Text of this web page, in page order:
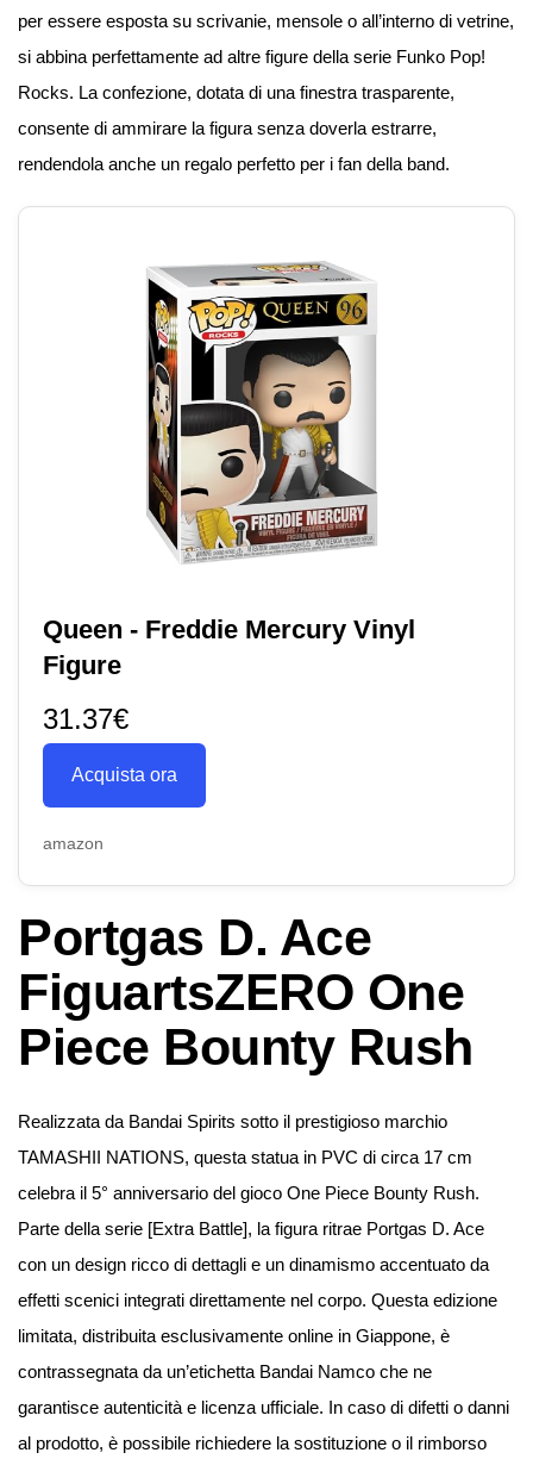
per essere esposta su scrivanie, mensole o all’interno di vetrine,
si abbina perfettamente ad altre figure della serie Funko Pop!
Rocks. La confezione, dotata di una finestra trasparente,
consente di ammirare la figura senza doverla estrarre,
rendendola anche un regalo perfetto per i fan della band.
Queen - Freddie Mercury Vinyl
Figure
31.37€
Acquista ora
amazon
Portgas D. Ace
FiguartsZERO One
Piece Bounty Rush
Realizzata da Bandai Spirits sotto il prestigioso marchio
TAMASHII NATIONS, questa statua in PVC di circa 17 cm
celebra il 5° anniversario del gioco One Piece Bounty Rush.
Parte della serie [Extra Battle], la figura ritrae Portgas D. Ace
con un design ricco di dettagli e un dinamismo accentuato da
effetti scenici integrati direttamente nel corpo. Questa edizione
limitata, distribuita esclusivamente online in Giappone, è
contrassegnata da un’etichetta Bandai Namco che ne
garantisce autenticità e licenza ufficiale. In caso di difetti o danni
al prodotto, è possibile richiedere la sostituzione o il rimborso